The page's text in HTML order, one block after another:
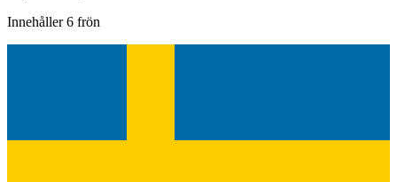
Innehåller 6 frön